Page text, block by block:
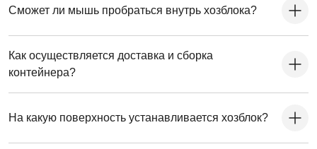
Сможет ли мышь пробраться внутрь хозблока?
Как осуществляется доставка и сборка
контейнера?
На какую поверхность устанавливается хозблок?